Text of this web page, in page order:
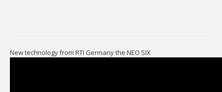
New technology from RTI Germany the NEO SIX